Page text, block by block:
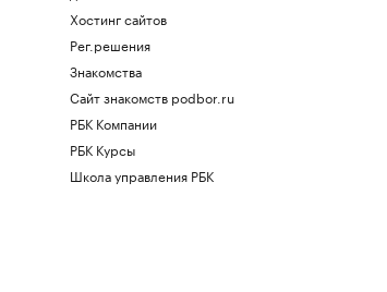
Хостинг сайтов
Рег.решения
Знакомства
Сайт знакомств podbor.ru
РБК Компании
РБК Курсы
Школа управления РБК